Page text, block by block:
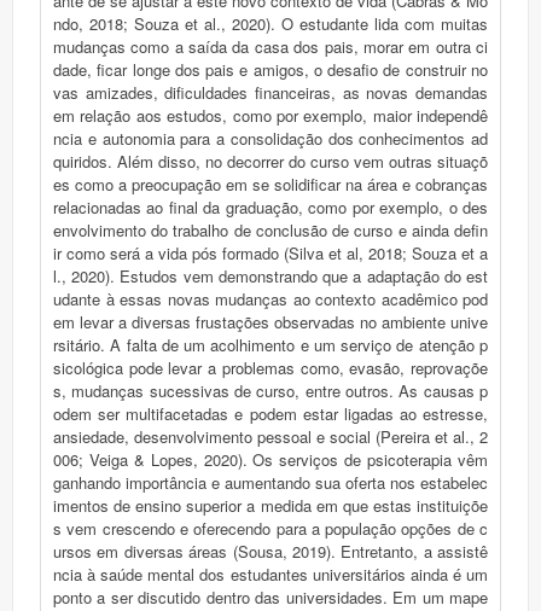
ndo, 2018; Souza et al., 2020). O estudante lida com muitas
mudanças como a saída da casa dos pais, morar em outra ci
dade, ficar longe dos pais e amigos, o desafio de construir no
vas amizades, dificuldades financeiras, as novas demandas
em relação aos estudos, como por exemplo, maior independê
ncia e autonomia para a consolidação dos conhecimentos ad
quiridos. Além disso, no decorrer do curso vem outras situaçõ
es como a preocupação em se solidificar na área e cobranças
relacionadas ao final da graduação, como por exemplo, o des
envolvimento do trabalho de conclusão de curso e ainda defin
ir como será a vida pós formado (Silva et al, 2018; Souza et a
l., 2020). Estudos vem demonstrando que a adaptação do est
udante à essas novas mudanças ao contexto acadêmico pod
em levar a diversas frustações observadas no ambiente unive
rsitário. A falta de um acolhimento e um serviço de atenção p
sicológica pode levar a problemas como, evasão, reprovaçõe
s, mudanças sucessivas de curso, entre outros. As causas p
odem ser multifacetadas e podem estar ligadas ao estresse,
ansiedade, desenvolvimento pessoal e social (Pereira et al., 2
006; Veiga & Lopes, 2020). Os serviços de psicoterapia vêm
ganhando importância e aumentando sua oferta nos estabelec
imentos de ensino superior a medida em que estas instituiçõe
s vem crescendo e oferecendo para a população opções de c
ursos em diversas áreas (Sousa, 2019). Entretanto, a assistê
ncia à saúde mental dos estudantes universitários ainda é um
ponto a ser discutido dentro das universidades. Em um mape